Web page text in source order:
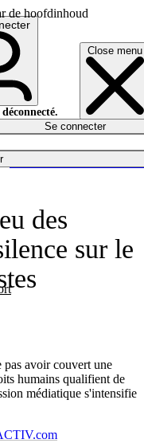
de hoofdinhoud
Close menu
Se connecter
des
sur le
avoir couvert une
humains qualifient de
médiatique s'intensifie